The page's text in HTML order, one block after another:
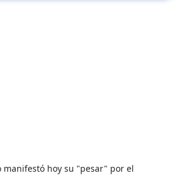
manifestó hoy su "pesar" por el